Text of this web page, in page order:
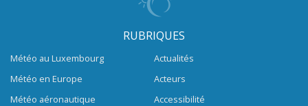
RUBRIQUES
Météo au Luxembourg
Météo en Europe
Météo aéronautique
Actualités
Acteurs
Accessibilité